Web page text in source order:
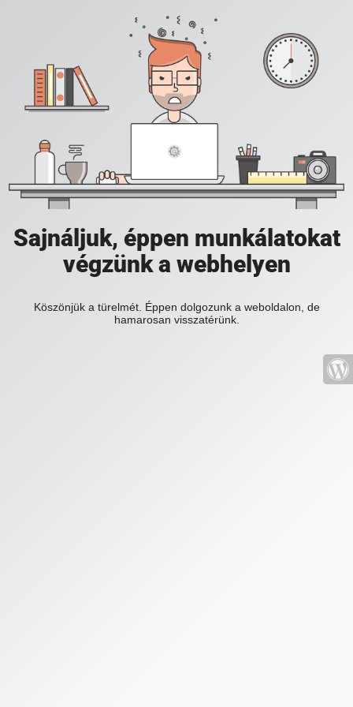
Sajnáljuk, éppen munkálatokat
végzünk a webhelyen
Köszönjük a türelmét. Éppen dolgozunk a weboldalon, de
hamarosan visszatérünk.